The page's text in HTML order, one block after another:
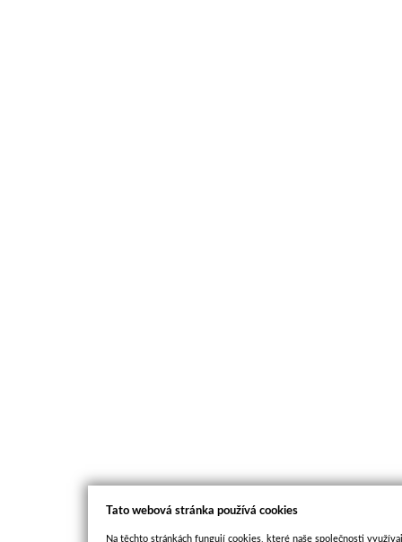
Tato webová stránka používá cookies
Na těchto stránkách fungují cookies, které naše společnosti